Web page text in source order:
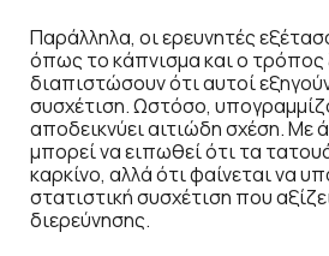
Παράλληλα, οι ερευνητές
όπως το κάπνισμα και ο τρόπος
διαπιστώσουν ότι αυτοί
συσχέτιση. Ωστόσο,
αποδεικνύει αιτιώδη σχέση. Με
μπορεί να ειπωθεί ότι τα
καρκίνο, αλλά ότι φαίνεται να
στατιστική συσχέτιση που
διερεύνησης.